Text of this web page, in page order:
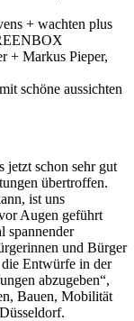
+ wachten plus
+ Markus Pieper,
schöne aussichten
jetzt schon sehr gut
übertroffen.
ist uns
Augen geführt
spannender
und Bürger
Entwürfe in der
abzugeben“,
Bauen, Mobilität